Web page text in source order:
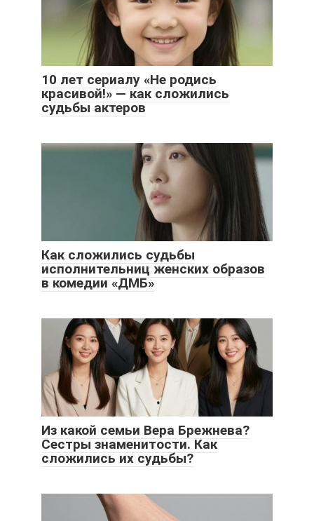
10 лет сериалу «Не родись
красивой!» — как сложились
судьбы актеров
Как сложились судьбы
исполнительниц женских образов
в комедии «ДМБ»
Из какой семьи Вера Брежнева?
Сестры знаменитости. Как
сложились их судьбы?